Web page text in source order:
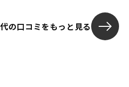
この半年ほどの間
れるお金があ
で、その明細
ていただきま
の口コミをもっと見る